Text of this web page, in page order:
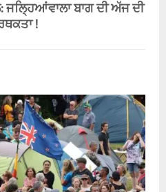
ਬਾਗ ਦੀ ਅੱਜ ਦੀ
!